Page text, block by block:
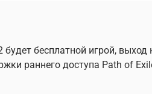
будет бесплатной игрой,
раннего доступа Path of